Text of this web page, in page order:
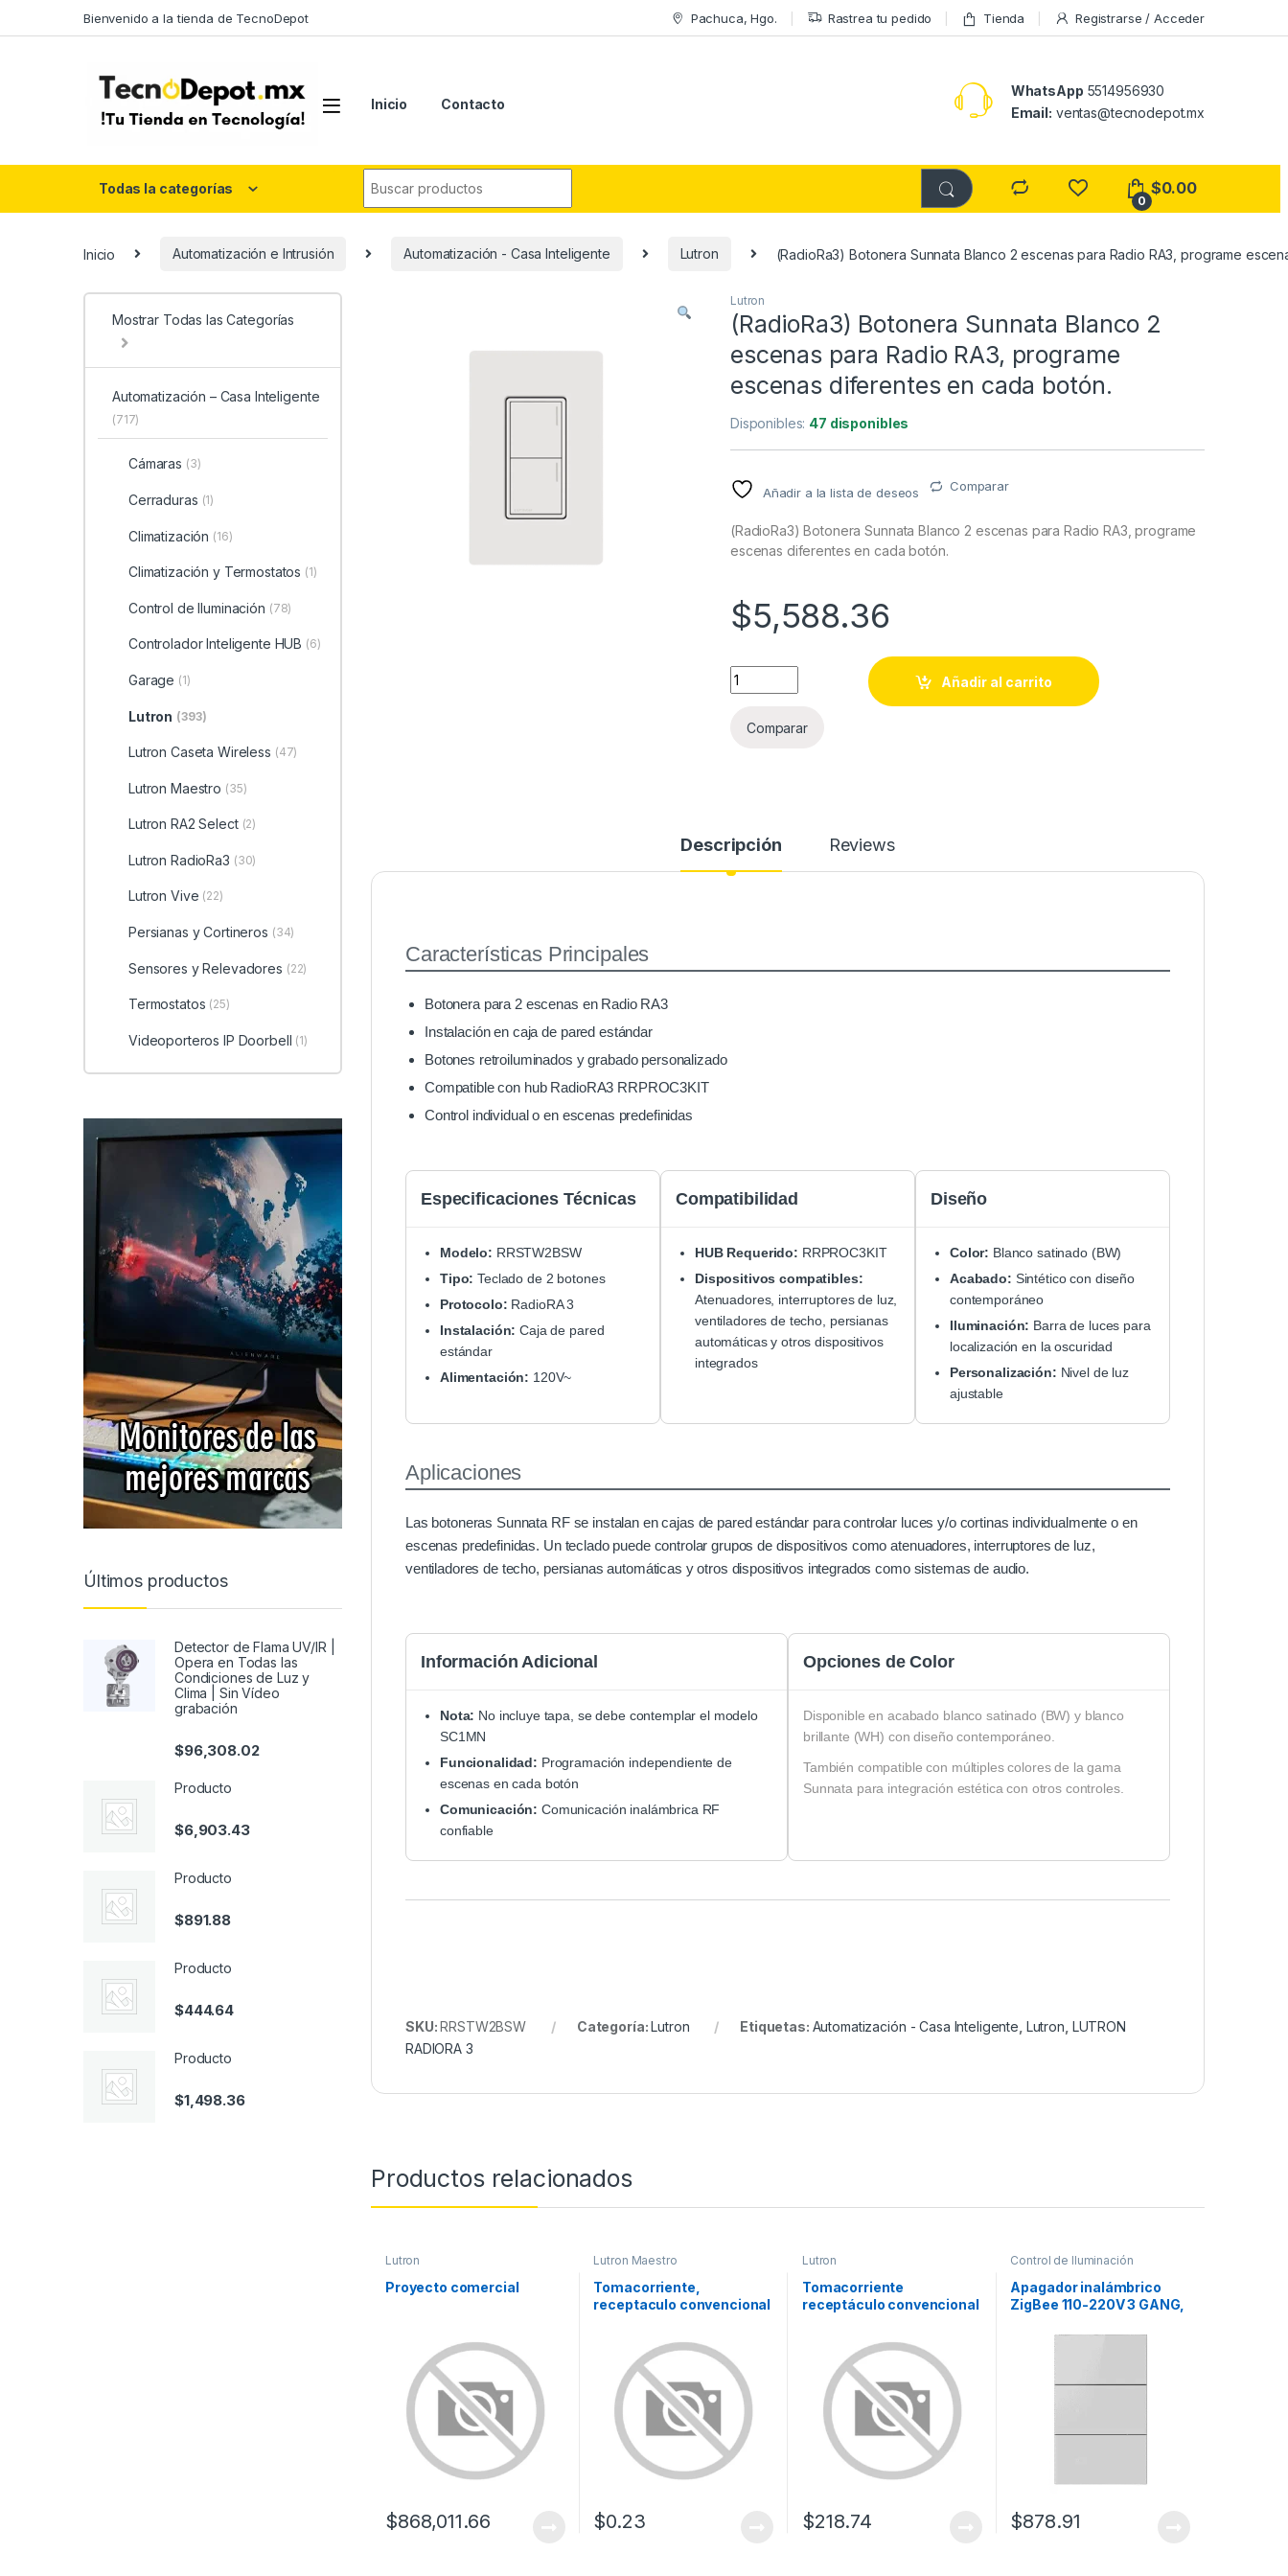
Bienvenido a la tienda de TecnoDepot Pachuca, Hgo. Rastrea tu pedido Tienda Registrarse / Acceder
Inicio Contacto
WhatsApp 5514956930
Email: ventas@tecnodepot.mx
Todas la categorías
0
$0.00
Inicio Automatización e Intrusión Automatización - Casa Inteligente Lutron (RadioRa3) Botonera Sunnata Blanco 2 escenas para Radio RA3, programe
Lutron
(RadioRa3) Botonera Sunnata Blanco 2
escenas para Radio RA3, programe
escenas diferentes en cada botón.
Disponibles: 47 disponibles
Añadir a la lista de deseos Comparar
(RadioRa3) Botonera Sunnata Blanco 2 escenas para Radio RA3, programe
escenas diferentes en cada botón.
$5,588.36
(RadioRa3) Botonera Sunnata Blanco 2 escenas para Radio RA3, programe
Añadir al carrito
Comparar
Descripción Reviews
Características Principales
Botonera para 2 escenas en Radio RA3
Instalación en caja de pared estándar
Botones retroiluminados y grabado personalizado
Compatible con hub RadioRA3 RRPROC3KIT
Control individual o en escenas predefinidas
Especificaciones Técnicas
Modelo: RRSTW2BSW
Tipo: Teclado de 2 botones
Protocolo: RadioRA 3
Instalación: Caja de pared
estándar
Alimentación: 120V~
Compatibilidad
HUB Requerido: RRPROC3KIT
Dispositivos compatibles:
Atenuadores, interruptores de luz,
ventiladores de techo, persianas
automáticas y otros dispositivos
integrados
Diseño
Color: Blanco satinado (BW)
Acabado: Sintético con diseño
contemporáneo
Iluminación: Barra de luces para
localización en la oscuridad
Personalización: Nivel de luz
ajustable
Aplicaciones
Las botoneras Sunnata RF se instalan en cajas de pared estándar para controlar luces y/o cortinas individualmente o en
escenas predefinidas. Un teclado puede controlar grupos de dispositivos como atenuadores, interruptores de luz,
ventiladores de techo, persianas automáticas y otros dispositivos integrados como sistemas de audio.
Información Adicional
Nota: No incluye tapa, se debe contemplar el modelo
SC1MN
Funcionalidad: Programación independiente de
escenas en cada botón
Comunicación: Comunicación inalámbrica RF
confiable
Opciones de Color
Disponible en acabado blanco satinado (BW) y blanco
brillante (WH) con diseño contemporáneo.
También compatible con múltiples colores de la gama
Sunnata para integración estética con otros controles.
SKU:RRSTW2BSW Categoría:Lutron Etiquetas: Automatización - Casa Inteligente Lutron LUTRON
RADIORA 3
Productos relacionados
Lutron
Proyecto comercial
$868,011.66
Lutron Maestro
Tomacorriente,
receptaculo convencional
$0.23
Lutron
Tomacorriente
receptáculo convencional
$218.74
Control de Iluminación
Apagador inalámbrico
ZigBee 110-220V 3 GANG,
$878.91
Mostrar Todas las Categorías
Automatización – Casa Inteligente
(717)
Cámaras (3)
Cerraduras (1)
Climatización (16)
Climatización y Termostatos (1)
Control de Iluminación (78)
Controlador Inteligente HUB (6)
Garage (1)
Lutron (393)
Lutron Caseta Wireless (47)
Lutron Maestro (35)
Lutron RA2 Select (2)
Lutron RadioRa3 (30)
Lutron Vive (22)
Persianas y Cortineros (34)
Sensores y Relevadores (22)
Termostatos (25)
Videoporteros IP Doorbell (1)
Últimos productos
Detector de Flama UV/IR |
Opera en Todas las
Condiciones de Luz y
Clima | Sin Vídeo
grabación
$96,308.02
Producto
$6,903.43
Producto
$891.88
Producto
$444.64
Producto
$1,498.36